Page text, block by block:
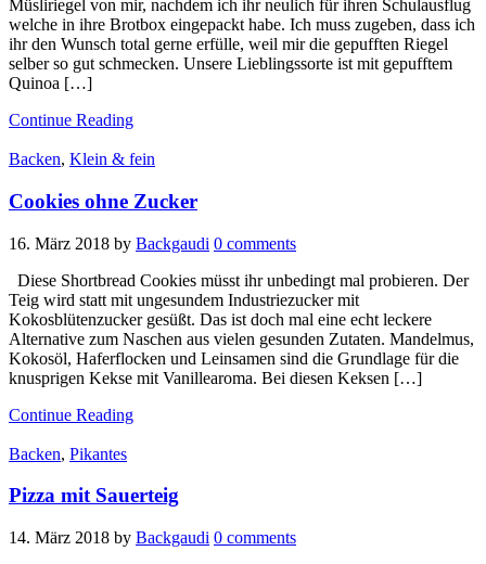
Müsliriegel von mir, nachdem ich ihr neulich für ihren Schulausflug
welche in ihre Brotbox eingepackt habe. Ich muss zugeben, dass ich
ihr den Wunsch total gerne erfülle, weil mir die gepufften Riegel
selber so gut schmecken. Unsere Lieblingssorte ist mit gepufftem
Quinoa […]
Continue Reading
Backen, Klein & fein
Cookies ohne Zucker
16. März 2018 by Backgaudi 0 comments
Diese Shortbread Cookies müsst ihr unbedingt mal probieren. Der
Teig wird statt mit ungesundem Industriezucker mit
Kokosblütenzucker gesüßt. Das ist doch mal eine echt leckere
Alternative zum Naschen aus vielen gesunden Zutaten. Mandelmus,
Kokosöl, Haferflocken und Leinsamen sind die Grundlage für die
knusprigen Kekse mit Vanillearoma. Bei diesen Keksen […]
Continue Reading
Backen, Pikantes
Pizza mit Sauerteig
14. März 2018 by Backgaudi 0 comments